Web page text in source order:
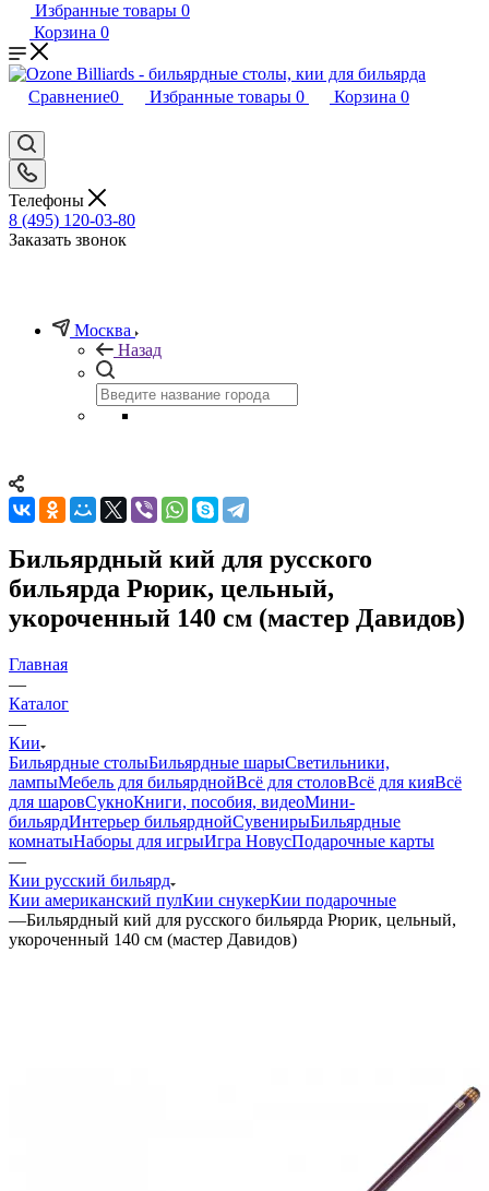
Избранные товары 0
Корзина 0
Сравнение0 Избранные товары 0 Корзина 0
Телефоны
8 (495) 120-03-80
Заказать звонок
Москва
Назад
Бильярдный кий для русского
бильярда Рюрик, цельный,
укороченный 140 см (мастер Давидов)
Главная
—
Каталог
—
Кии
Бильярдные столыБильярдные шарыСветильники,
лампыМебель для бильярднойВсё для столовВсё для кияВсё
для шаровСукноКниги, пособия, видеоМини-
бильярдИнтерьер бильярднойСувенирыБильярдные
комнатыНаборы для игрыИгра НовусПодарочные карты
—
Кии русский бильярд
Кии американский пулКии снукерКии подарочные
—Бильярдный кий для русского бильярда Рюрик, цельный,
укороченный 140 см (мастер Давидов)